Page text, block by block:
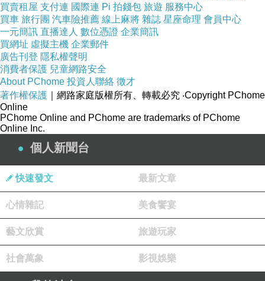
「知生」是理解意識如何在物質中形成結構與行為；
「知死」是理解意識如何離開物質後仍保有信息延續。
人類長久以來專注於「生」的管理，例如政治、經濟、醫
學，卻回避「死」的本體探討。
結果是文明在生存技術上高度進化，
於初階。
未來的「成熟文明」必然同時研究生與死，即是意識於不
同維度的連續機制。
「靈」即「意識」，「覺醒」即維度拓展
現代「身心靈」語彙多流於情緒安撫與正能量口號，
可用更嚴謹語言取代：
「靈」即為意識能量場；「覺醒」即為意識的維度拓展。
在三維中，意識以「我」為中心；
進入四維，意識能觀察時間；
買賣租屋 支付連 國際連 Pi 拍錢包 旅遊 服務中心
買車 旅行團 汽車險推薦 線上麻將 雜誌 星座命理 會員中心
一元簡訊 直播達人 數位憑證 企業簡訊
買網址 虛擬主機 企業郵件
廣告刊登 隱私權聲明
消費者保護 兒童網路安全
About PChome 投資人聯絡 徵才
著作權保護 ｜網路家庭版權所有、轉載必究 ‧Copyright PChome
Online
PChome Online and PChome are trademarks of PChome
Online Inc.
個人新聞台
快速發文 最新文章
心情雜記 美食饗宴
藝文欣賞 旅遊玩家
社會萬象 影視娛樂